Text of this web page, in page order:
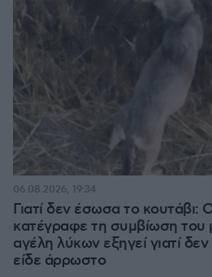
Γιατί δεν έσωσα το κουτάβι:
κατέγραφε τη συμβίωση του
αγέλη λύκων εξηγεί γιατί
είδε άρρωστο
06.08.2026, 19:34